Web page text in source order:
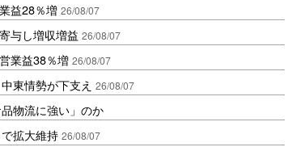
益28％増 26/08/07
与し増収増益 26/08/07
業益38％増 26/08/07
東情勢が下支え 26/08/07
物流に強い」のか
拡大維持 26/08/07